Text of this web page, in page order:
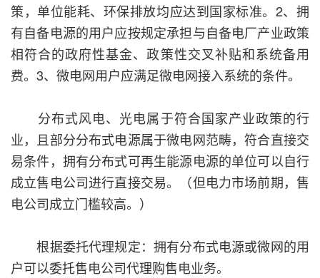
策，单位能耗、环保排放均应达到国家标准。2、拥
有自备电源的用户应按规定承担与自备电厂产业政策
相符合的政府性基金、政策性交叉补贴和系统备用
费。3、微电网用户应满足微电网接入系统的条件。
分布式风电、光电属于符合国家产业政策的行
业，且部分分布式电源属于微电网范畴，符合直接交
易条件，拥有分布式可再生能源电源的单位可以自行
成立售电公司进行直接交易。（但电力市场前期，售
电公司成立门槛较高。）
根据委托代理规定：拥有分布式电源或微网的用
户可以委托售电公司代理购售电业务。